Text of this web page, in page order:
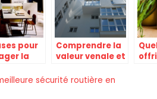
pour
la
Comprendre la
valeur venale et
marchande
sécurité routière en